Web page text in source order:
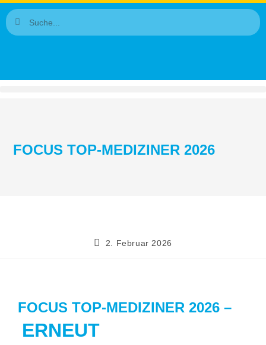
FOCUS TOP-MEDIZINER 2026
2. Februar 2026
FOCUS TOP-MEDIZINER 2026 –
ERNEUT